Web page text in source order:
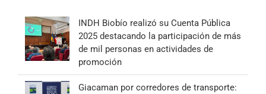
INDH Biobío realizó su Cuenta Pública
2025 destacando la participación de más
de mil personas en actividades de
promoción
Giacaman por corredores de transporte: